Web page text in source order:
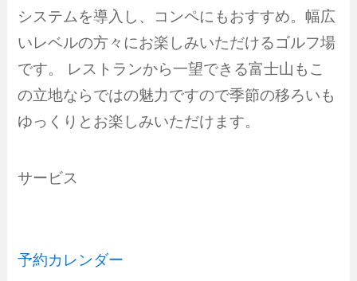
システムを導入し、コンペにもおすすめ。幅広
いレベルの方々にお楽しみいただけるゴルフ場
です。 レストランから一望できる富士山もこ
の立地ならではの魅力ですので季節の移ろいも
ゆっくりとお楽しみいただけます。
サービス
予約カレンダー